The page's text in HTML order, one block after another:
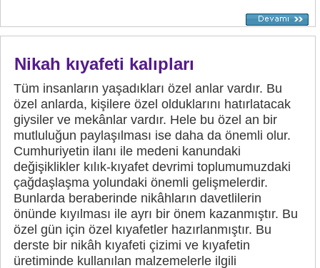
Nikah kıyafeti kalıpları
Tüm insanların yaşadıkları özel anlar vardır. Bu
özel anlarda, kişilere özel olduklarını hatırlatacak
giysiler ve mekânlar vardır. Hele bu özel an bir
mutluluğun paylaşılması ise daha da önemli olur.
Cumhuriyetin ilanı ile medeni kanundaki
değişiklikler kılık-kıyafet devrimi toplumumuzdaki
çağdaşlaşma yolundaki önemli gelişmelerdir.
Bunlarda beraberinde nikâhların davetlilerin
önünde kıyılması ile ayrı bir önem kazanmıştır. Bu
özel gün için özel kıyafetler hazırlanmıştır. Bu
derste bir nikâh kıyafeti çizimi ve kıyafetin
üretiminde kullanılan malzemelerle ilgili